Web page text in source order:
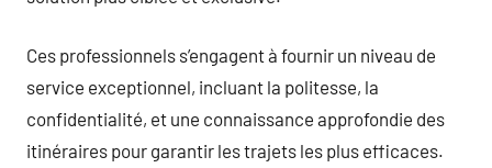
Ces professionnels s’engagent à fournir un niveau de
service exceptionnel, incluant la politesse, la
confidentialité, et une connaissance approfondie des
itinéraires pour garantir les trajets les plus efficaces.